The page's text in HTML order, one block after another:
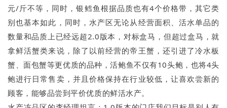
元/斤不等，同时，银鳕鱼根据品质也有4个价格带，其它类
别也基本如此，同时，水产区无论从经营面积、活水单品的
数量和品质上已经远超2.0版本，对标盒马，但超过盒马，就
拿鲜活蟹类来说，除了以前经营的帝王蟹，还引进了冷水板
蟹、面包蟹等更优质的品种，活鲍鱼不仅有10头鲍，也将4头
鲍进行日常售卖，并且价格保持在行业较低，让喜欢尝新的
顾客，能够品尝到平价优质的鲜活水产。